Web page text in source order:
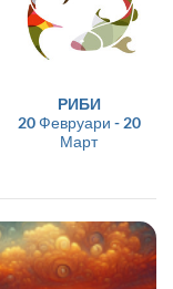
РИБИ
20 Февруари - 20
Март